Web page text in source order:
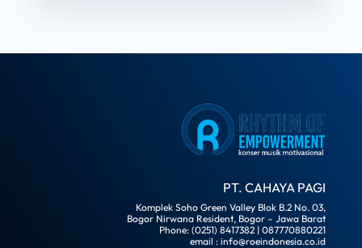
PT. CAHAYA PAGI
Komplek Soho Green Valley Blok B.2 No. 03,
Bogor Nirwana Resident, Bogor – Jawa Barat
Phone: (0251) 8417382 | 087770880221
email : info@roeindonesia.co.id